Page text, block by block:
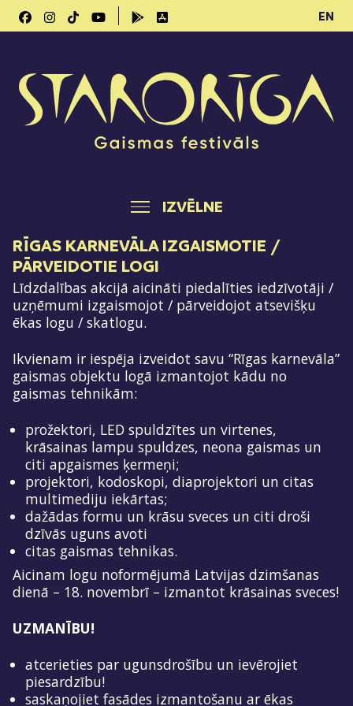
EN
IZVĒLNE
RĪGAS KARNEVĀLA IZGAISMOTIE /
PĀRVEIDOTIE LOGI
Līdzdalības akcijā aicināti piedalīties iedzīvotāji /
uzņēmumi izgaismojot / pārveidojot atsevišķu
ēkas logu / skatlogu.
Ikvienam ir iespēja izveidot savu “Rīgas karnevāla”
gaismas objektu logā izmantojot kādu no
gaismas tehnikām:
prožektori, LED spuldzītes un virtenes,
krāsainas lampu spuldzes, neona gaismas un
citi apgaismes ķermeņi;
projektori, kodoskopi, diaprojektori un citas
multimediju iekārtas;
dažādas formu un krāsu sveces un citi droši
dzīvās uguns avoti
citas gaismas tehnikas.
Aicinam logu noformējumā Latvijas dzimšanas
dienā – 18. novembrī – izmantot krāsainas sveces!
UZMANĪBU!
atcerieties par ugunsdrošību un ievērojiet
piesardzību!
saskaņojiet fasādes izmantošanu ar ēkas